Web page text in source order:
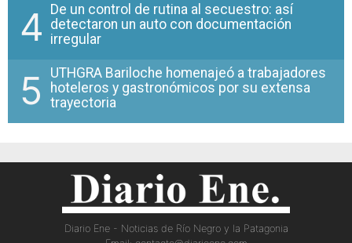
4 De un control de rutina al secuestro: así
detectaron un auto con documentación
irregular
5
UTHGRA Bariloche homenajeó a trabajadores
hoteleros y gastronómicos por su extensa
trayectoria
Diario Ene - Noticias de Río Negro y la Patagonia